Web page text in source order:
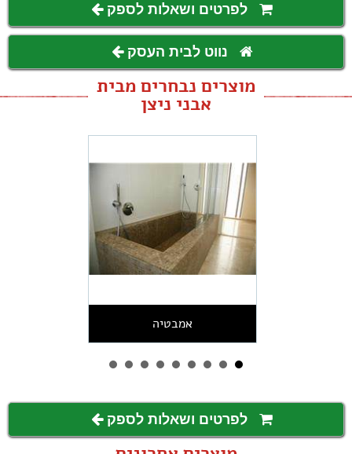
לפרטים ושאלות לספק
נווט לבית העסק
מוצרים נבחרים מבית
אבני ניצן
אמבטיה
לפרטים ושאלות לספק